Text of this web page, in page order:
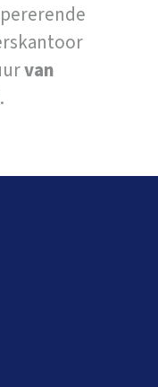
van
.